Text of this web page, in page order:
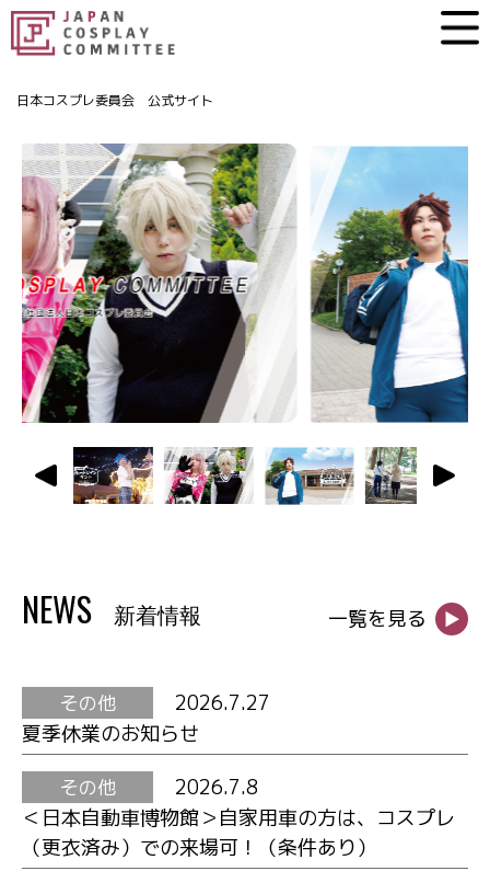
日本コスプレ委員会 公式サイト
NEWS 新着情報 一覧を見る ▶
その他
2026.7.27
夏季休業のお知らせ
その他
2026.7.8
＜日本自動車博物館＞自家用車の方は、コスプレ
（更衣済み）での来場可！（条件あり）